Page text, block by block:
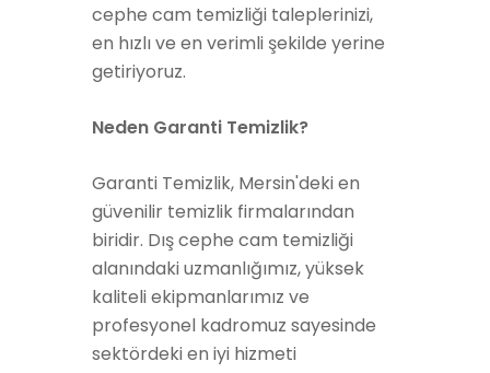
cephe cam temizliği taleplerinizi,
en hızlı ve en verimli şekilde yerine
getiriyoruz.
Neden Garanti Temizlik?
Garanti Temizlik, Mersin'deki en
güvenilir temizlik firmalarından
biridir. Dış cephe cam temizliği
alanındaki uzmanlığımız, yüksek
kaliteli ekipmanlarımız ve
profesyonel kadromuz sayesinde
sektördeki en iyi hizmeti